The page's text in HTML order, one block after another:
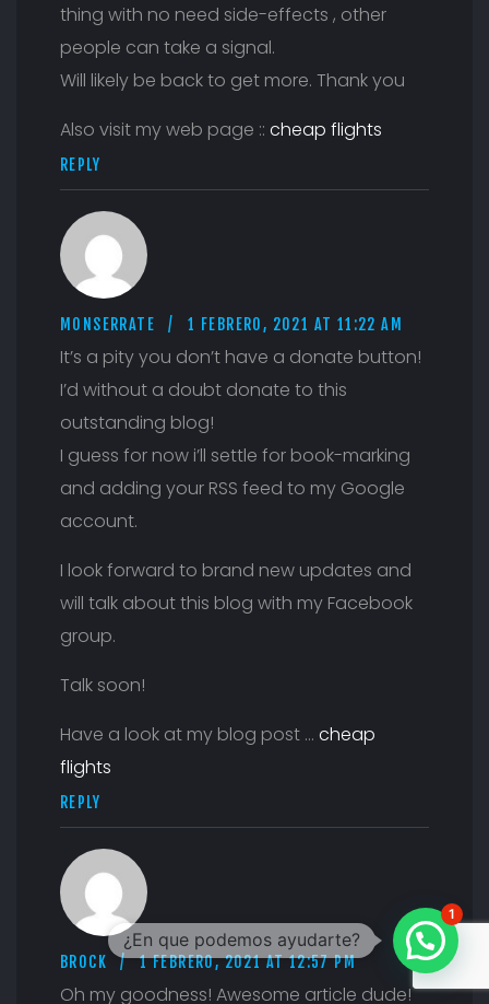
thing with no need side-effects , other
people can take a signal.
Will likely be back to get more. Thank you
Also visit my web page :: cheap flights
REPLY
MONSERRATE 1 FEBRERO, 2021 AT 11:22 AM
It’s a pity you don’t have a donate button!
I’d without a doubt donate to this
outstanding blog!
I guess for now i’ll settle for book-marking
and adding your RSS feed to my Google
account.
I look forward to brand new updates and
will talk about this blog with my Facebook
group.
Talk soon!
Have a look at my blog post … cheap
flights
REPLY
BROCK 1 FEBRERO, 2021 AT 12:57 PM
Oh my goodness! Awesome article dude!
1